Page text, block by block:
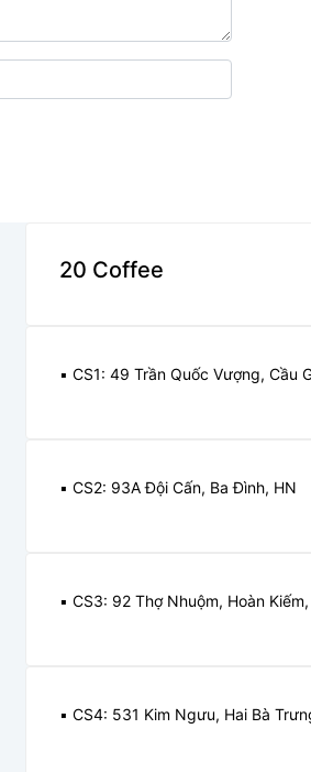
20 Coffee
▪️ CS1: 49 Trần Quốc Vượng, Cầu
▪️ CS2: 93A Đội Cấn, Ba Đình, HN
▪️ CS3: 92 Thợ Nhuộm, Hoàn
▪️ CS4: 531 Kim Ngưu, Hai Bà